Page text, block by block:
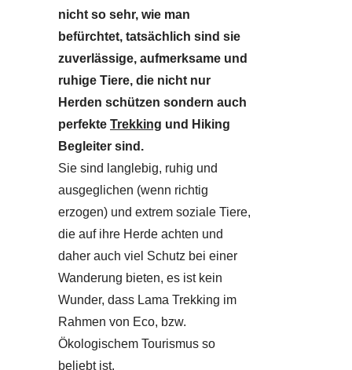
nicht so sehr, wie man
befürchtet, tatsächlich sind sie
zuverlässige, aufmerksame und
ruhige Tiere, die nicht nur
Herden schützen sondern auch
perfekte Trekking und Hiking
Begleiter sind.
Sie sind langlebig, ruhig und
ausgeglichen (wenn richtig
erzogen) und extrem soziale Tiere,
die auf ihre Herde achten und
daher auch viel Schutz bei einer
Wanderung bieten, es ist kein
Wunder, dass Lama Trekking im
Rahmen von Eco, bzw.
Ökologischem Tourismus so
beliebt ist.